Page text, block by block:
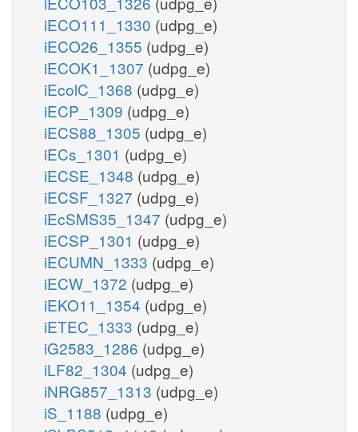
iECO111_1330 (udpg_e)
iECO26_1355 (udpg_e)
iECOK1_1307 (udpg_e)
iEcolC_1368 (udpg_e)
iECP_1309 (udpg_e)
iECS88_1305 (udpg_e)
iECs_1301 (udpg_e)
iECSE_1348 (udpg_e)
iECSF_1327 (udpg_e)
iEcSMS35_1347 (udpg_e)
iECSP_1301 (udpg_e)
iECUMN_1333 (udpg_e)
iECW_1372 (udpg_e)
iEKO11_1354 (udpg_e)
iETEC_1333 (udpg_e)
iG2583_1286 (udpg_e)
iLF82_1304 (udpg_e)
iNRG857_1313 (udpg_e)
iS_1188 (udpg_e)